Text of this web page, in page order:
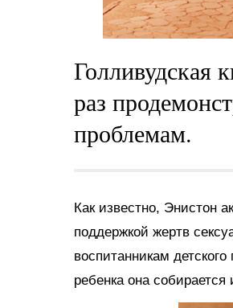
Голливудская
раз
проблемам.
Как известно, Энистон
поддержкой жертв
воспитанникам
ребенка она